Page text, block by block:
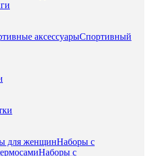
аксессуарыСпортивный
для женщинНаборы с
Наборы с